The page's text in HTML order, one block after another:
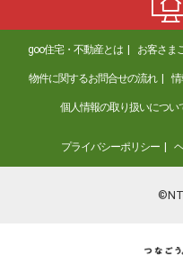
goo住宅・不動産とは お客さま
物件に関するお問合せの流れ 情
個人情報の取り扱いについ
プライバシーポリシー